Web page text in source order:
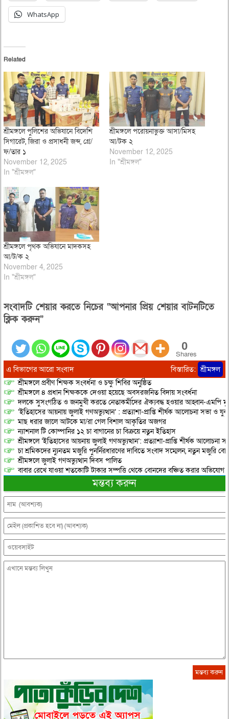
WhatsApp
Related
শ্রীমঙ্গলে পুলিশের অভিযানে বিদেশি
সিগারেট, জিরা ও প্রসাধনী জব্দ, গ্রে/
ফ/তার ১
November 12, 2025
In "শ্রীমঙ্গল"
শ্রীমঙ্গলে পরোয়নাভুক্ত আসা/মিসহ
আ/টক ২
November 12, 2025
In "শ্রীমঙ্গল"
শ্রীমঙ্গলে পৃথক অভিযানে মাদকসহ
আ/ট/ক ২
November 4, 2025
In "শ্রীমঙ্গল"
সংবাদটি শেয়ার করতে নিচের “আপনার প্রিয় শেয়ার বাটনটিতে
ক্লিক করুন”
0
Shares
এ বিভাগের আরো সংবাদ বিস্তারিত: শ্রীমঙ্গল
শ্রীমঙ্গলে প্রবীণ শিক্ষক সংবর্ধনা ও চক্ষু শিবির অনুষ্ঠিত
শ্রীমঙ্গলে ৪ প্রধান শিক্ষককে দেওয়া হয়েছে অবসরজনিত বিদায় সংবর্ধনা
দলকে সুসংগঠিত ও জনমুখী করতে নেতাকর্মীদের ঐক্যবদ্ধ হওয়ার আহ্বান-এমপি
‘ইতিহাসের আয়নায় জুলাই গণঅভ্যুত্থান’ : প্রত্যাশা-প্রাপ্তি শীর্ষক আলোচনা সভা ও
মাছ ধরার জালে আটকে মা/রা গেল বিশাল আকৃতির অজগর
ন্যাশনাল টি কোম্পানির ১২ চা বাগানের চা বিক্রয়ে নতুন ইতিহাস
শ্রীমঙ্গলে ‘ইতিহাসের আয়নায় জুলাই গণঅভ্যুত্থান’: প্রত্যাশা-প্রাপ্তি শীর্ষক আলোচনা
চা শ্রমিকদের ন্যুনতম মজুরি পুনর্নিরধারণের দাবিতে সংবাদ সম্মেলন, নতুন মজুরি
শ্রীমঙ্গলে জুলাই গণঅভ্যুত্থান দিবস পালিত
বাবার রেখে যাওয়া শতকোটি টাকার সম্পত্তি থেকে বোনদের বঞ্চিত করার অভিযোগ
মন্তব্য করুন